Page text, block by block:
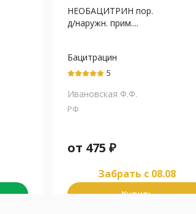
НЕОБАЦИТРИН пор.
д/наружн. прим....
Бацитрацин
5
Ивановская Ф.Ф.
РФ
от 475 ₽
Забрать c 08.08
Купить